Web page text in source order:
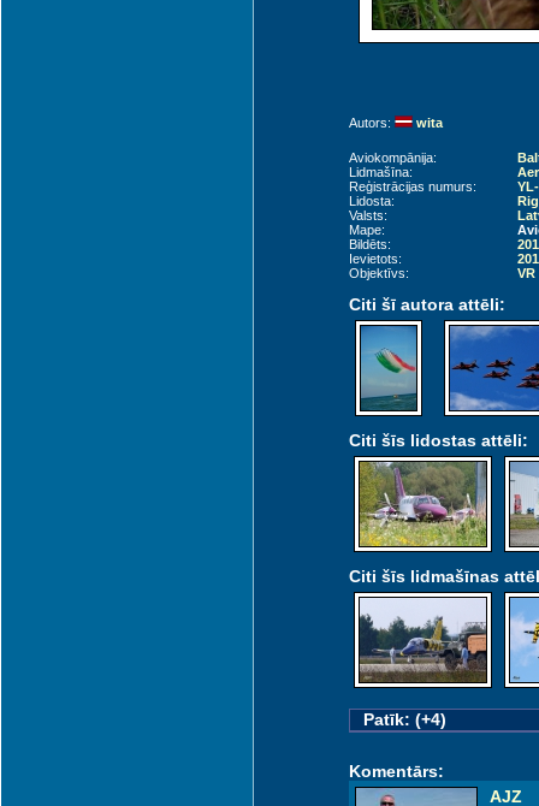
Autors: wita
Aviokompānija:
Lidmašīna:
Reģistrācijas numurs:
Lidosta:
Valsts:
Mape:
Bildēts:
Ievietots:
Objektīvs:
VR
Citi šī autora attēli:
Citi šīs lidostas attēli:
Citi šīs lidmašīnas
Patīk: (+4)
Komentārs:
AJZ